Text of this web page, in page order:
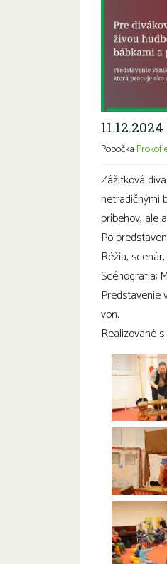
Pobočka
Zážitková
netradičnými
príbehov, ale
Po
Réžia,
Scénografia:
Predstavenie
von.
Realizované